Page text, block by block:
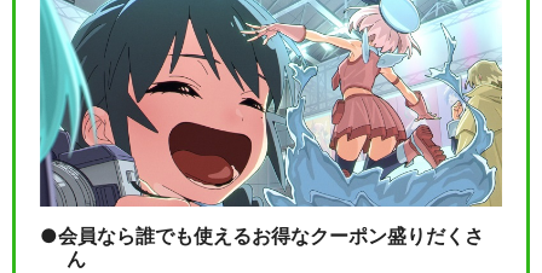
会員なら誰でも使えるお得なクーポン盛りだくさ
ん